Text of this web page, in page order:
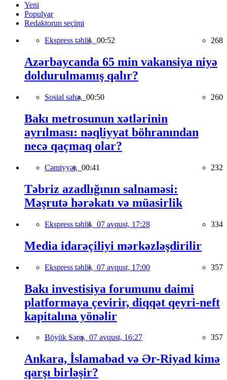
Yeni
Populyar
Redaktorun seçimi
Ekspress təhlil, 00:52 268
Azərbaycanda 65 min vakansiya niyə
doldurulmamış qalır?
Sosial sahə, 00:50 260
Bakı metrosunun xətlərinin
ayrılması: nəqliyyat böhranından
necə qaçmaq olar?
Cəmiyyət, 00:41 232
Təbriz azadlığının salnaməsi:
Məşrutə hərəkatı və müasirlik
Ekspress təhlil, 07 avqust, 17:28 334
Media idarəçiliyi mərkəzləşdirilir
Ekspress təhlil, 07 avqust, 17:00 357
Bakı investisiya forumunu daimi
platformaya çevirir, diqqət qeyri-neft
kapitalına yönəlir
Böyük Şərq, 07 avqust, 16:27 357
Ankara, İslamabad və Ər-Riyad kimə
qarşı birləşir?